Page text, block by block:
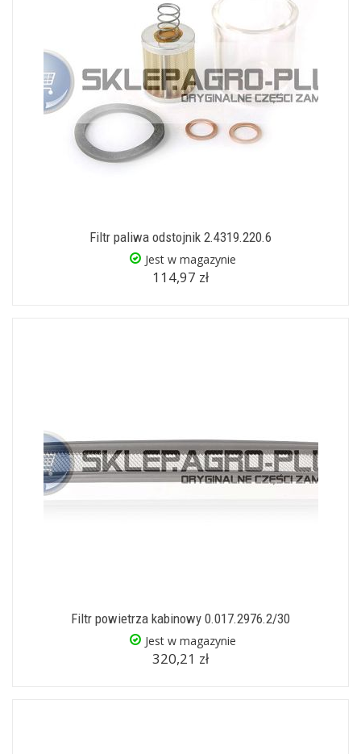
Filtr paliwa odstojnik 2.4319.220.6
Jest w magazynie
114,97 zł
Filtr powietrza kabinowy 0.017.2976.2/30
Jest w magazynie
320,21 zł